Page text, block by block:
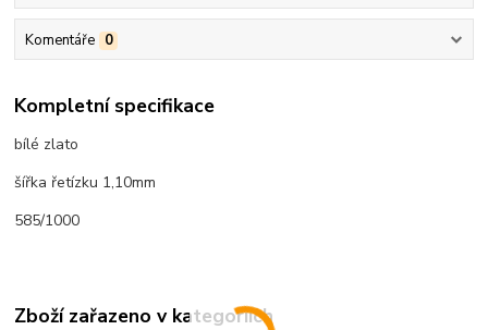
Komentáře 0
Kompletní specifikace
bílé zlato
šířka řetízku 1,10mm
585/1000
Zboží zařazeno v kategoriích